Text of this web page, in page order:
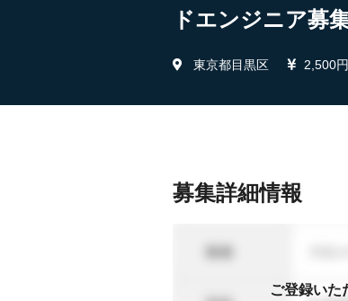
ドエンジニア
東京都目黒区 2,500
募集詳細情報
ご登録いた